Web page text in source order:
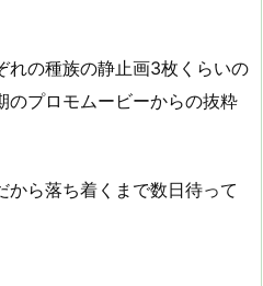
れの種族の静止画3枚くらいの
のプロモムービーからの抜粋
ら落ち着くまで数日待って